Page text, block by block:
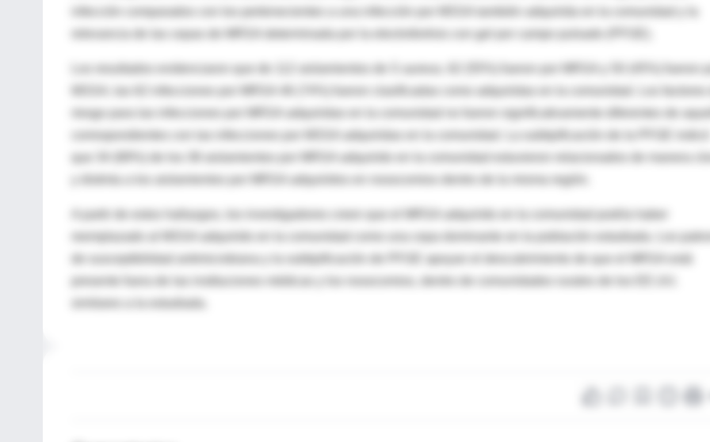
relevancia de las cepas de MRSA determinada por la electroforésis con gel por campo pulsado (PFGE).
riesgo para las infecciones por MRSA adquiridas en la comunidad no fueron significativamente diferentes de
y distinta a los aislamientos por MRSA adquiridos en nosocomios dentro de la misma región.
A partir de estos hallazgos, los investigadores creen que el MRSA adquirido en la comunidad podría haber
de susceptibilidad antimicrobiana y la subtipificación de PFGE apoyan el descubrimiento de que el MRSA está